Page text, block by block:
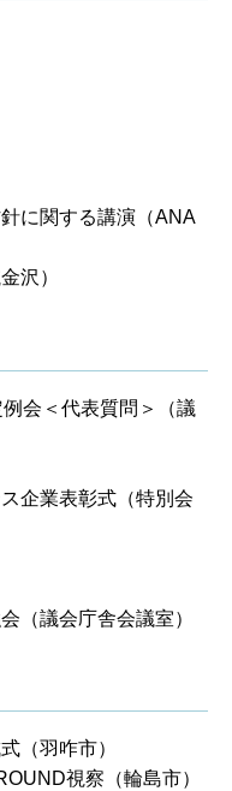
に関する講演（ANA
沢）
会＜代表質問＞（議
企業表彰式（特別会
（議会庁舎会議室）
（羽咋市）
視察（輪島市）